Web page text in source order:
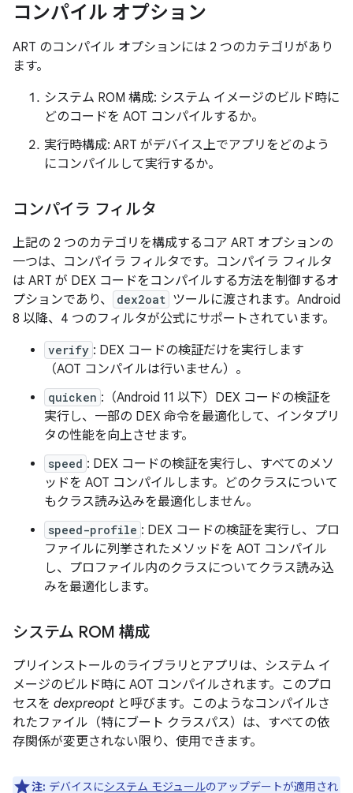
コンパイル オプション
ART のコンパイル オプションには 2 つのカテゴリがあり
ます。
システム ROM 構成: システム イメージのビルド時に
どのコードを AOT コンパイルするか。
実行時構成: ART がデバイス上でアプリをどのよう
にコンパイルして実行するか。
コンパイラ フィルタ
上記の 2 つのカテゴリを構成するコア ART オプションの
一つは、コンパイラ フィルタです。コンパイラ フィルタ
は ART が DEX コードをコンパイルする方法を制御するオ
プションであり、
dex2oat ツールに渡されます。Android
8 以降、4 つのフィルタが公式にサポートされています。
verify : DEX コードの検証だけを実行します
（AOT コンパイルは行いません）。
quicken :（Android 11 以下）DEX コードの検証を
実行し、一部の DEX 命令を最適化して、インタプリ
タの性能を向上させます。
speed : DEX コードの検証を実行し、すべてのメソ
ッドを AOT コンパイルします。どのクラスについて
もクラス読み込みを最適化しません。
speed-profile : DEX コードの検証を実行し、プロ
ファイルに列挙されたメソッドを AOT コンパイル
し、プロファイル内のクラスについてクラス読み込
みを最適化します。
システム ROM 構成
プリインストールのライブラリとアプリは、システム イ
メージのビルド時に AOT コンパイルされます。このプロ
セスを dexpreopt と呼びます。このようなコンパイルさ
れたファイル（特にブート クラスパス）は、すべての依
存関係が変更されない限り、使用できます。
注: デバイスにシステム モジュールのアップデートが適用され